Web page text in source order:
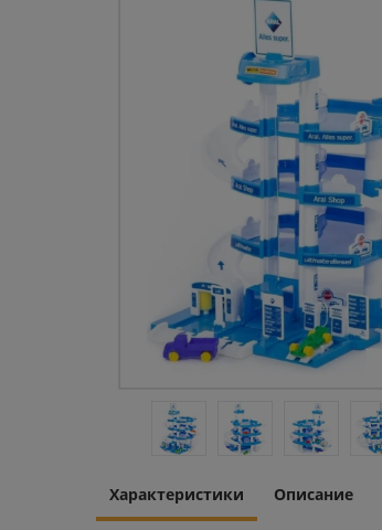
Характеристики Описание